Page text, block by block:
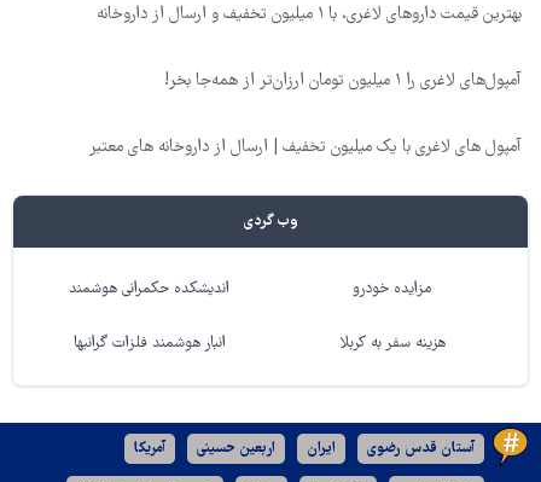
بهترین قیمت داروهای لاغری، با ۱ میلیون تخفیف و ارسال از داروخانه‌
آمپول‌های لاغری را ۱ میلیون تومان ارزان‌تر از همه‌جا بخر!
آمپول های لاغری با یک میلیون تخفیف | ارسال از داروخانه های معتبر
وب گردی
مزایده خودرو اندیشکده حکمرانی هوشمند
هزینه سفر به کربلا انبار هوشمند فلزات گرانبها
آستان قدس رضوی ایران اربعین حسینی آمریکا